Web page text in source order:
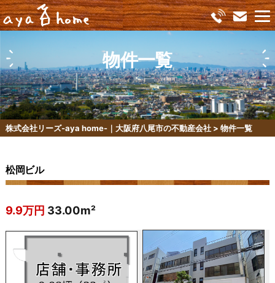
物件一覧
株式会社リーズ-aya home-｜大阪府八尾市の不動産会社> 物件一覧
松岡ビル
9.9万円 33.00m²